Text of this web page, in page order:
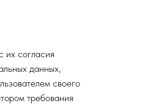
иx согласия
данных,
своего
требования